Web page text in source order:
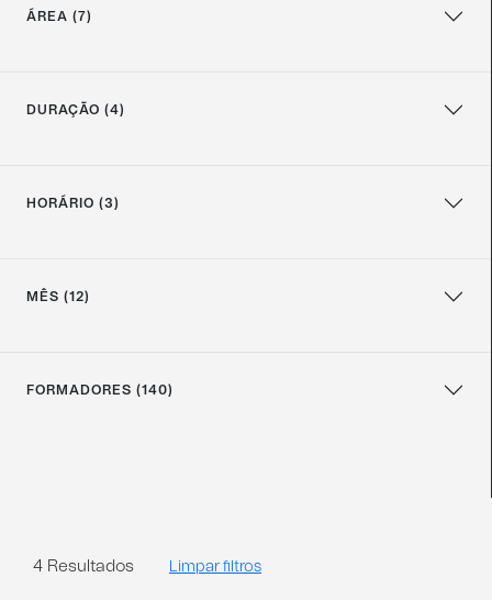
ÁREA (7)
DURAÇÃO (4)
HORÁRIO (3)
MÊS (12)
FORMADORES (140)
4 Resultados Limpar filtros